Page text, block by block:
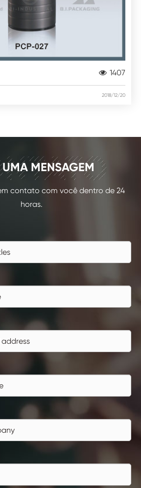
1407
2018/12/20
UMA MENSAGEM
contato com você dentro de 24
horas.